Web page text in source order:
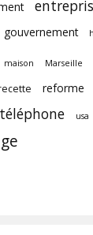
gouvernement
maison Marseille
reforme
téléphone usa